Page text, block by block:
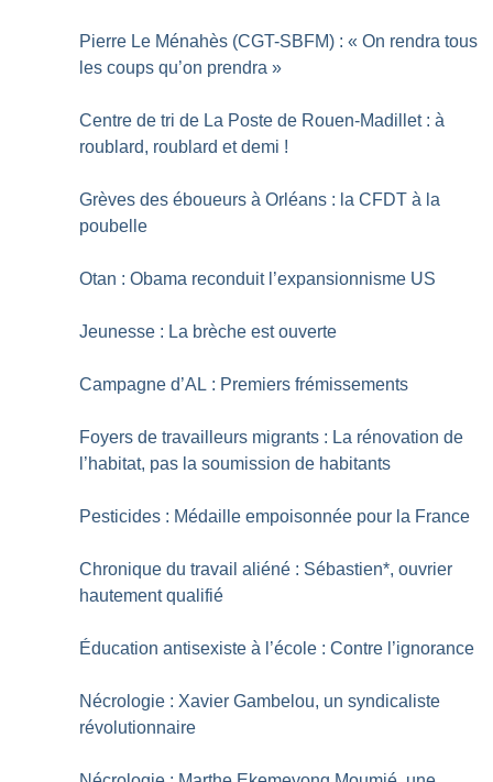
Pierre Le Ménahès (CGT-SBFM) : « On rendra tous
les coups qu’on prendra »
Centre de tri de La Poste de Rouen-Madillet : à
roublard, roublard et demi !
Grèves des éboueurs à Orléans : la CFDT à la
poubelle
Otan : Obama reconduit l’expansionnisme US
Jeunesse : La brèche est ouverte
Campagne d’AL : Premiers frémissements
Foyers de travailleurs migrants : La rénovation de
l’habitat, pas la soumission de habitants
Pesticides : Médaille empoisonnée pour la France
Chronique du travail aliéné : Sébastien*, ouvrier
hautement qualifié
Éducation antisexiste à l’école : Contre l’ignorance
Nécrologie : Xavier Gambelou, un syndicaliste
révolutionnaire